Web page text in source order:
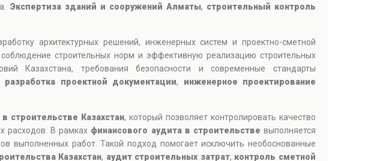
Экспертиза зданий и сооружений Алматы, строительный контроль
архитектурных решений, инженерных систем и проектно-сметной
строительных норм и эффективную реализацию строительных
Казахстана, требования безопасности и современные стандарты
разработка проектной документации, инженерное проектирование
в строительстве Казахстан, который позволяет контролировать качество
расходов. В рамках финансового аудита в строительстве выполняется
выполненных работ. Такой подход помогает исключить необоснованные
Казахстан, аудит строительных затрат, контроль сметной